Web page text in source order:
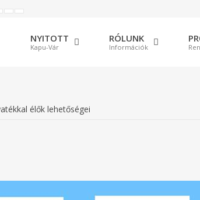
Make
readable
Set
NYITOTT
Kapu-Vár
RÓLUNK
Információk
élők lehetőségei